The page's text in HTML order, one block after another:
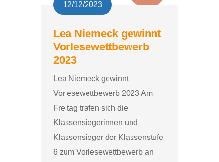
12/12/2023
Lea Niemeck gewinnt
Vorlesewettbewerb
2023
Lea Niemeck gewinnt
Vorlesewettbewerb 2023 Am
Freitag trafen sich die
Klassensiegerinnen und
Klassensieger der Klassenstufe
6 zum Vorlesewettbewerb an